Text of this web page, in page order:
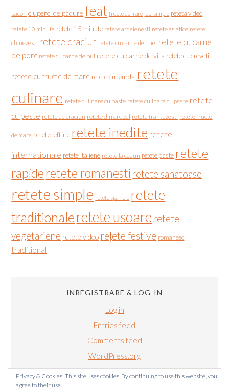
bacon ciuperci de padure feat fructe de mare idei simple reteta video
retete 10 minute retete 15 minute retete ardelenesti retete asiatice retete
chinezesti retete craciun retete cu carne de miel retete cu carne
de porc retete cu carne de pui retete cu carne de vita retete cu creveti
retete cu fructe de mare retete cu leurda retete
culinare retete culinare cu paste retete culinare cu peste retete
cu peste retete de craciun retete din ardeal retete frantuzesti retete fructe
de mare retete ieftine retete inedite retete
internationale retete italiene retete la ceaun retete paste retete
rapideretete romanesti retete sanatoase
retete simple retete spaniole retete
traditionaleretete usoare retete
vegetariene retete video rețete festive romanesc
traditional
INREGISTRARE & LOG-IN
Log in
Entries feed
Comments feed
WordPress.org
Privacy & Cookies: This site uses cookies. By continuing to use this website, you
agree to their use.